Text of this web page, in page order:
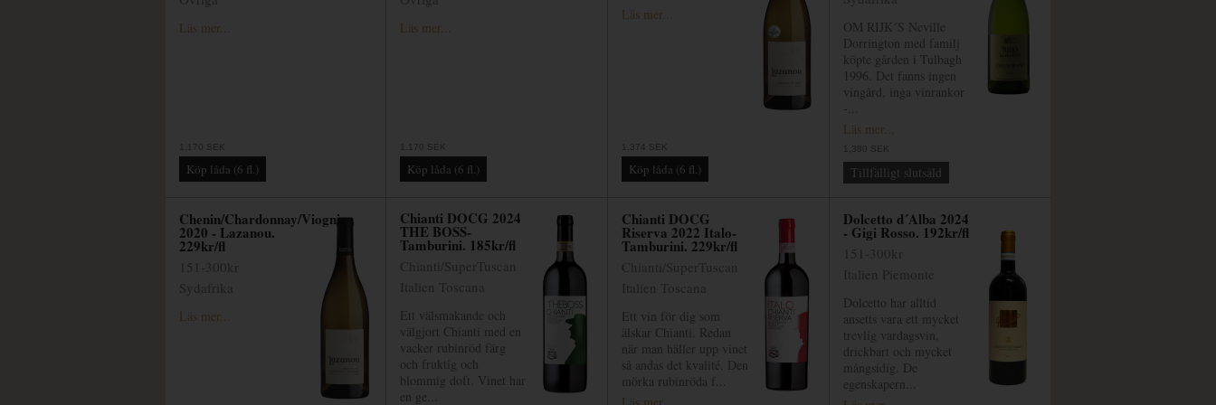
Läs mer...
1,170 SEK
Läs mer...
1,170 SEK
Läs mer...
1,374 SEK
OM RIJK´S Neville
Dorrington med familj
köpte gården i Tulbagh
1996. Det fanns ingen
vingård, inga vinrankor
-...
Läs mer...
1,380 SEK
Tillfälligt slutsåld
Chenin/Chardonnay/Viognier
2020 - Lazanou.
229kr/fl
151-300kr
Sydafrika
Läs mer...
Chianti DOCG 2024
THE BOSS-
Tamburini. 185kr/fl
Chianti/SuperTuscan
Italien Toscana
Ett välsmakande och
välgjort Chianti med en
vacker rubinröd färg
och fruktig och
blommig doft. Vinet har
en ge...
Chianti DOCG
Riserva 2022 Italo-
Tamburini. 229kr/fl
Chianti/SuperTuscan
Italien Toscana
Ett vin för dig som
älskar Chianti. Redan
när man häller upp vinet
så andas det kvalité. Den
mörka rubinröda f...
Dolcetto d´Alba 2024
- Gigi Rosso. 192kr/fl
151-300kr
Italien Piemonte
Dolcetto har alltid
ansetts vara ett mycket
trevlig vardagsvin,
drickbart och mycket
mångsidig. De
egenskapern...